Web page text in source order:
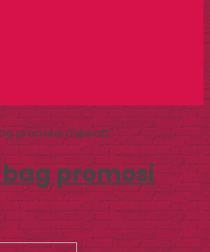
promosi mewah"
promosi